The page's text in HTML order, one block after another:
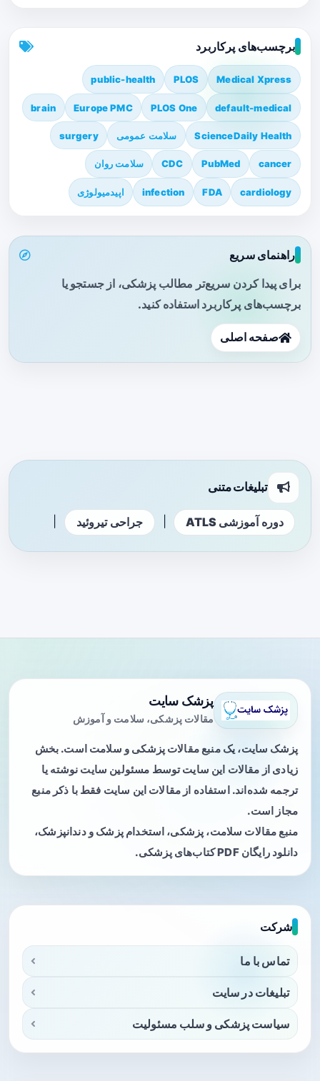
برچسب‌های پرکاربرد
Medical Xpress
PLOS
public-health
default-medical
PLOS One
Europe PMC
brain
ScienceDaily Health سلامت عمومی surgery
cancer
PubMed
CDC سلامت روان
cardiology
FDA
infection اپیدمیولوژی
راهنمای سریع
برای پیدا کردن سریع‌تر مطالب پزشکی، از جستجو یا
برچسب‌های پرکاربرد استفاده کنید.
صفحه اصلی
تبلیغات متنی
دوره آموزشی ATLS جراحی تیروئید
پزشک سایت
مقالات پزشکی، سلامت و آموزش
پزشک سایت، یک منبع مقالات پزشکی و سلامت است. بخش
زیادی از مقالات این سایت توسط مسئولین سایت نوشته یا
ترجمه شده‌اند. استفاده از مقالات این سایت فقط با ذکر منبع
مجاز است.
منبع مقالات سلامت، پزشکی، استخدام پزشک و دندانپزشک،
دانلود رایگان PDF کتاب‌های پزشکی.
شرکت
تماس با ما
تبلیغات در سایت
سیاست پزشکی و سلب مسئولیت